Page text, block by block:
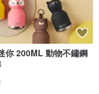
你 200ML 動物不鏽鋼